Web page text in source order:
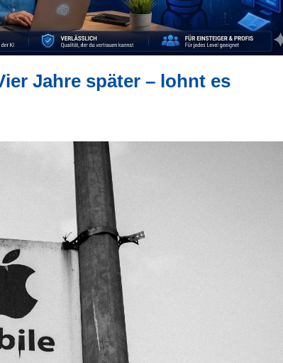
Jahre später – lohnt es